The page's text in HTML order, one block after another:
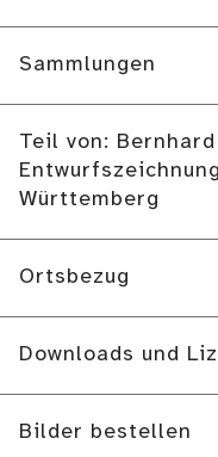
Sammlungen
Teil von:
Württemberg
Ortsbezug
Downloads und
Bilder bestellen